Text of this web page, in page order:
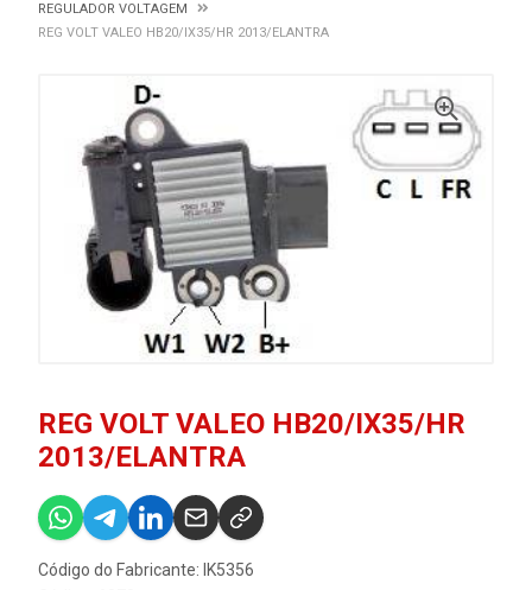
REGULADOR VOLTAGEM
REG VOLT VALEO HB20/IX35/HR 2013/ELANTRA
REG VOLT VALEO HB20/IX35/HR
2013/ELANTRA
Código do Fabricante: IK5356